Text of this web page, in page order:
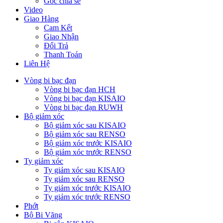
Video
Giao Hàng
Cam Kết
Giao Nhận
Đổi Trả
Thanh Toán
Liên Hệ
Vòng bi bạc đạn
Vòng bi bạc đạn HCH
Vòng bi bạc đạn KISAIO
Vòng bi bạc đạn RUWH
Bộ giảm xóc
Bộ giảm xóc sau KISAIO
Bộ giảm xóc sau RENSO
Bộ giảm xóc trước KISAIO
Bộ giảm xóc trước RENSO
Ty giảm xóc
Ty giảm xóc sau KISAIO
Ty giảm xóc sau RENSO
Ty giảm xóc trước KISAIO
Ty giảm xóc trước RENSO
Phớt
Bộ Bi Văng